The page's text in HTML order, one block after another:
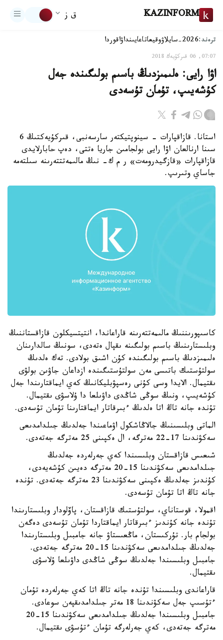
KAZINFORM ق ز
ترەند:2026-سايلاۋ وقيعاتاعايىنداۋاقوردا
07:07, 06 قىركۇيەك 2018
اۋا رايى: ەلىمىزدىڭ باسىم بولىگىندە جەل
كۇشەيىپ، تۇمان تۇسەدى
استانا. قازاقپارات - سينوپتيكتەر سارسەنبى، قىركۇيەكتىڭ 6
سىنا ارنالعان اۋا رايى بولجامىن جاريا ەتتى، دەپ حابارلايدى
قازاقپارات «قازگيدرومەت» ر م ك- نىڭ مالىمەتتتەرىنە سىلتەمە
جاساي وتىرىپ.
كاسىپورىننىڭ مالىمەتتەرىنە قاراعاندا، انتيتسيكلون قازاقستاننىڭ
وبلىستارىنىڭ باسىم بولىگىنە ىقپال ەتەدى، سونىڭ سالدارىنان
ەلىمىزدىڭ باسىم بولىگىندە كۇن اشىق بولادى. تەك ەلدىڭ
سولتۇستىك باتىسى مەن سولتۇستىگىندە ازداعان جاۋىن بولۋى
ىقتيمال. الايدا وسى كۇنى رەسپۋبليكانىڭ كەي ايماقتارىندا جەل
كۇشەيىپ، ونىڭ سوڭى شاڭدى داۋىلعا دا ۇلاسۋى ىقتيمال.
تۇندە جانە تاڭ اتا ەلدىڭ ءبىرقاتار ايماقتارىنا تۇمان تۇسەدى.
الماتى وبلىسىنىڭ جالاڭاشكول اۋماعىندا جەلدىڭ جىلدامدىعى
سەكۋندىنا 17-22 مەترگە، ال ەكپىنى 25 مەترگە جەتەدى.
شىعىس قازاقستان وبلىسىندا كەي جەرلەردە جەلدىڭ
جىلدامدىعى سەكۋندىنا 15-20 مەترگە دەيىن كۇشەيەدى،
كۇندىز جەلدىڭ ەكپىنى سەكۋندىنا 23 مەترگە جەتەدى. تۇندە
جانە تاڭ اتا تۇمان تۇسەدى.
اقمولا، قوستاناي، سولتۇستىك قازاقستان، پاۆلودار وبلىستارىندا
تۇندە جانە كۇندىز ءبىرقاتار ايماقتاردا تۇمان تۇسەدى دەگەن
بولجام بار. تۇركىستان، ماڭعىستاۋ جانە جامبىل وبلىستارىندا
جەلدىڭ جىلدامدىعى سەكۋندىنا 15-20 مەترگە جەتەدى.
جامبىل وبلىسىندا جەلدىڭ سوڭى شاڭدى داۋىلعا ۇلاسۋى
ىقتيمال.
قاراعاندى وبلىسىندا تۇندە جانە تاڭ اتا كەي جەرلەردە تۇمان
ءتۇسىپ جەل سەكۋندىنا 18 مەتر جىلدامدىقپەن سوعادى.
جامبىل وبلىسىندا جەلدىڭ جىلدامدىعى سەكۋندىنا 15-20
مەترگە جەتەدى، كەي جەرلەرگە تۇمان ءتۇسۋى ىقتيمال.